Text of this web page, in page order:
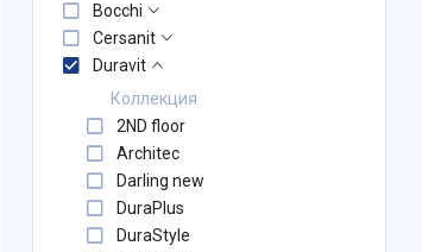
Bocchi
Cersanit
Duravit
Коллекция
2ND floor
Architec
Darling new
DuraPlus
DuraStyle